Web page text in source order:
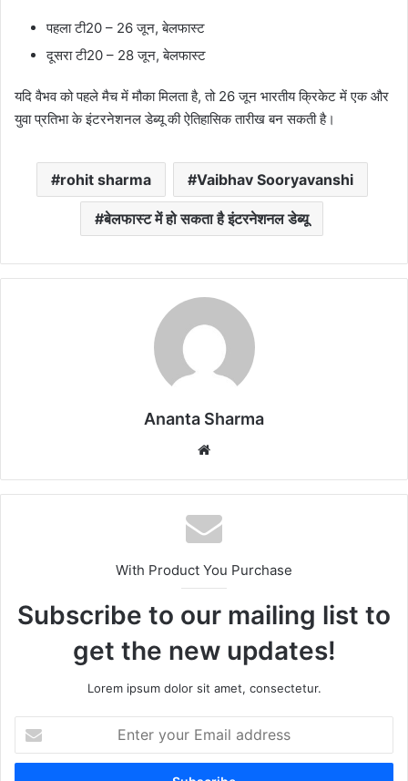
पहला टी20 – 26 जून, बेलफास्ट
दूसरा टी20 – 28 जून, बेलफास्ट
यदि वैभव को पहले मैच में मौका मिलता है, तो 26 जून भारतीय क्रिकेट में एक और
युवा प्रतिभा के इंटरनेशनल डेब्यू की ऐतिहासिक तारीख बन सकती है।
rohit sharma Vaibhav Sooryavanshi
बेलफास्ट में हो सकता है इंटरनेशनल डेब्यू
Ananta Sharma
With Product You Purchase
Subscribe to our mailing list to
get the new updates!
Lorem ipsum dolor sit amet, consectetur.
your
Email